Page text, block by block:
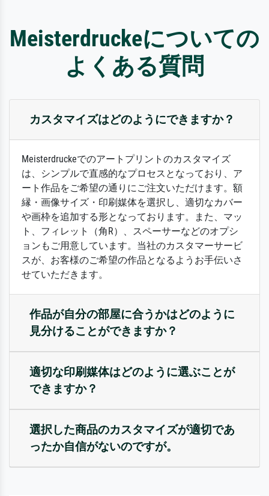
Meisterdruckeについての
よくある質問
カスタマイズはどのようにできますか？
Meisterdruckeでのアートプリントのカスタマイズ
は、シンプルで直感的なプロセスとなっており、ア
ート作品をご希望の通りにご注文いただけます。額
縁・画像サイズ・印刷媒体を選択し、適切なカバー
や画枠を追加する形となっております。また、マッ
ト、フィレット（角R）、スペーサーなどのオプシ
ョンもご用意しています。当社のカスタマーサービ
スが、お客様のご希望の作品となるようお手伝いさ
せていただきます。
作品が自分の部屋に合うかはどのように
見分けることができますか？
適切な印刷媒体はどのように選ぶことが
できますか？
選択した商品のカスタマイズが適切であ
ったか自信がないのですが。